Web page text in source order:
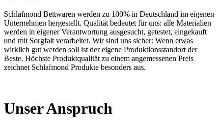
Schlafmond Bettwaren werden zu 100% in Deutschland im eigenen
Unternehmen hergestellt. Qualität bedeutet für uns: alle Materialien
werden in eigener Verantwortung ausgesucht, getestet, eingekauft
und mit Sorgfalt verarbeitet. Wir sind uns sicher: Wenn etwas
wirklich gut werden soll ist der eigene Produktionsstandort der
Beste. Höchste Produktqualität zu einem angemessenen Preis
zeichnet Schlafmond Produkte besonders aus.
UnserAnspruch